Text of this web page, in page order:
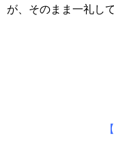
が、そのまま一礼し